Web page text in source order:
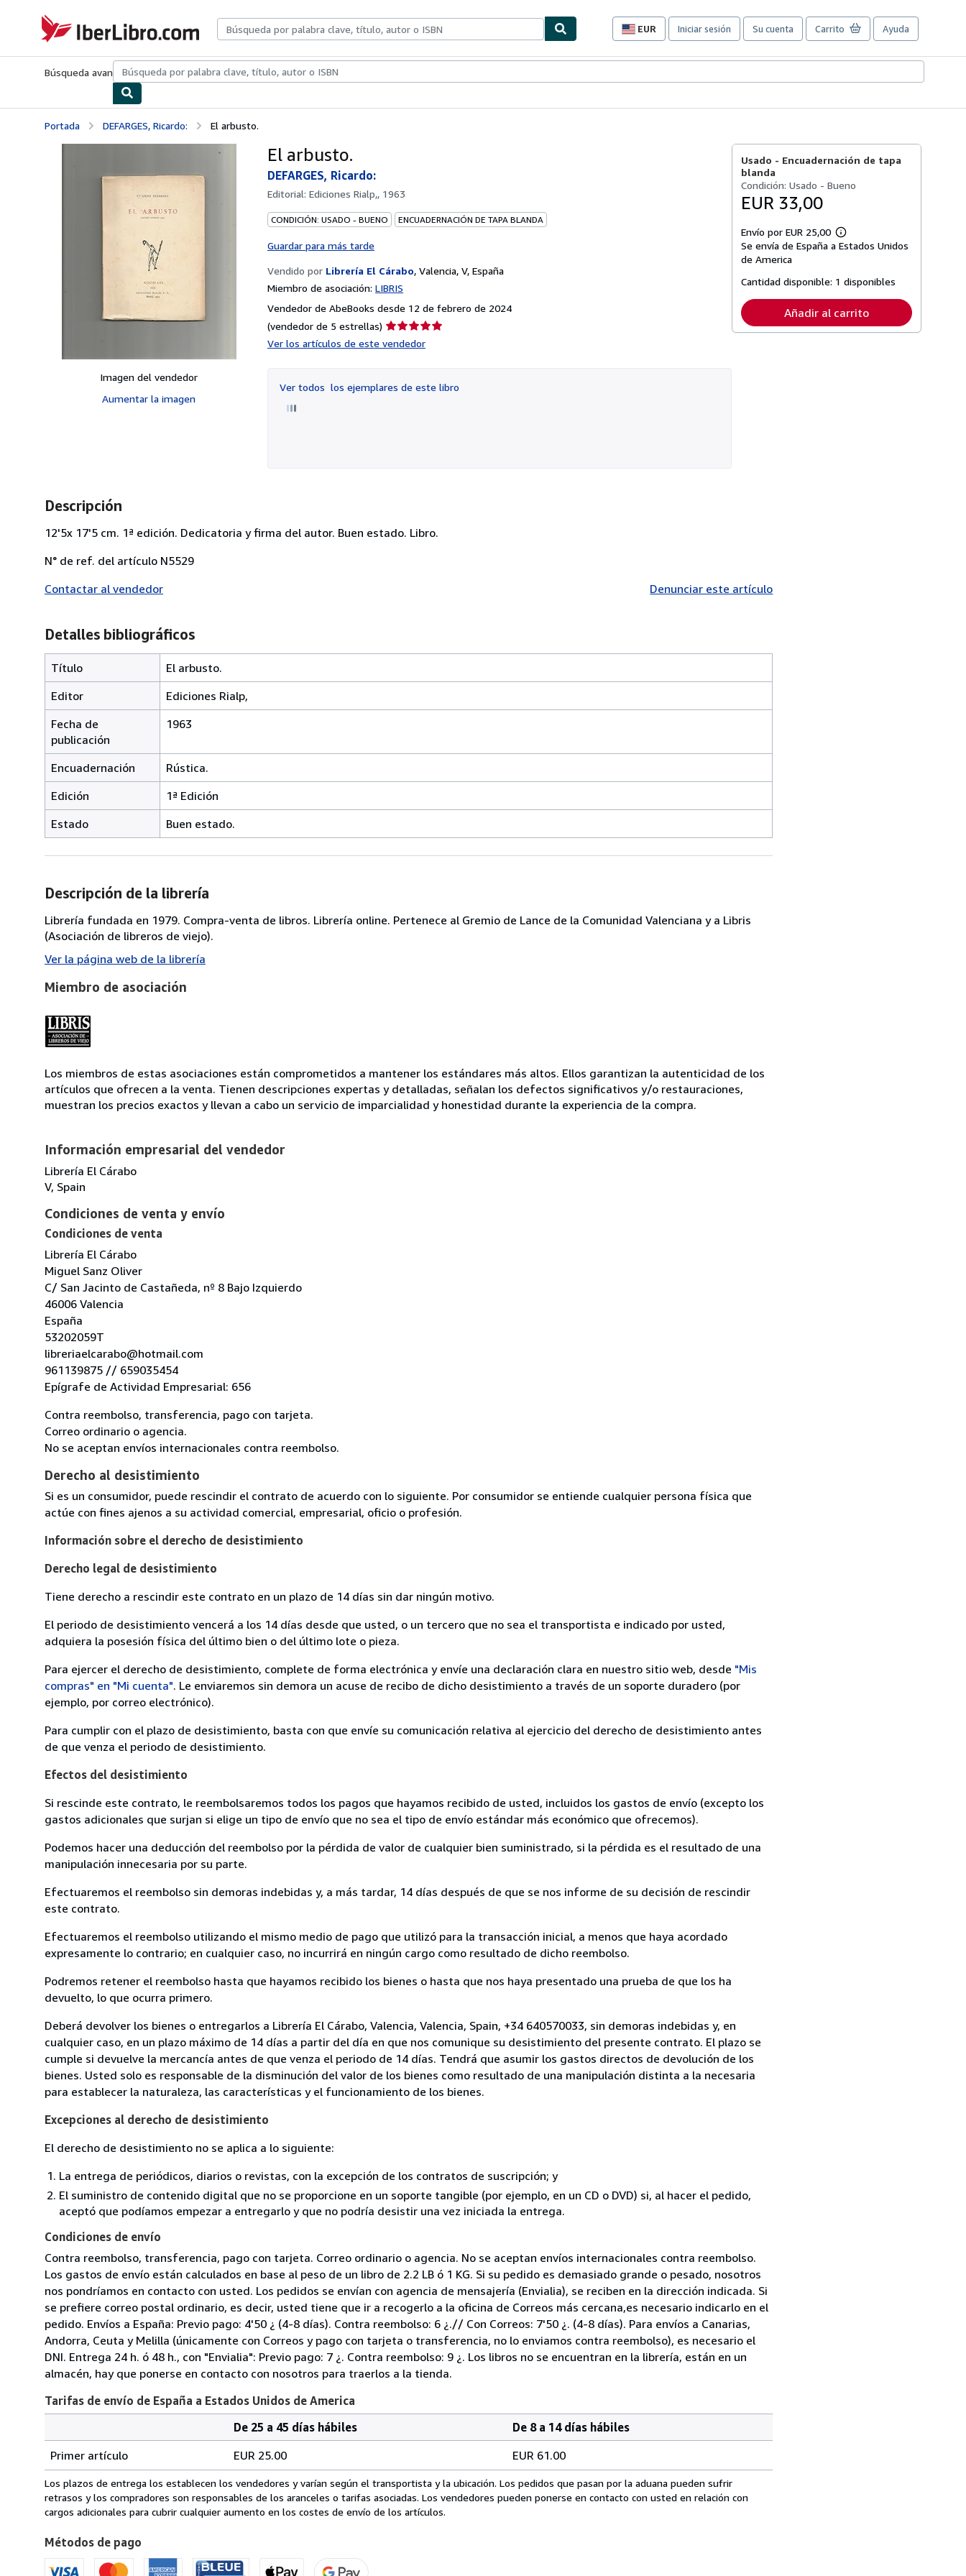
IberLibro.com
EUR
Preferencias
compra
sitio.
Iniciar sesión Su cuenta Carrito Ayuda
Búsqueda avanzadaColecciones Libros antiguosArte y coleccionismo
Portada DEFARGES, Ricardo: El arbusto.
Imagen del vendedor
Aumentar la imagen
El arbusto.
DEFARGES, Ricardo:
Editorial: Ediciones Rialp,, 1963
CONDICIÓN: USADO - BUENO ENCUADERNACIÓN DE TAPA BLANDA
Guardar para más tarde
Vendido por Librería El Cárabo, Valencia, V, España
Miembro de asociación: LIBRIS
Vendedor de AbeBooks desde 12 de febrero de 2024
(vendedor de 5 estrellas) Calificación
Ver los artículos de este vendedor
Ver todos los ejemplares de este libro
Usado - Encuadernación de tapa
blanda
Condición: Usado - Bueno
EUR 33,00
Envío por EUR 25,00
Más
información
tarifas
envío
Se envía de España a Estados Unidos
de America
Cantidad disponible: 1 disponibles
Añadir al carrito
Descripción
12'5x 17'5 cm. 1ª edición. Dedicatoria y firma del autor. Buen estado. Libro.
N° de ref. del artículo N5529
Contactar al vendedor
Denunciar este artículo
Detalles bibliográficos
Título
El arbusto.
Editor
Ediciones Rialp,
Fecha de
publicación
1963
Encuadernación
Rústica.
Edición
1ª Edición
Estado
Buen estado.
Descripción de la librería
Librería fundada en 1979. Compra-venta de libros. Librería online. Pertenece al Gremio de Lance de la Comunidad Valenciana y a Libris
(Asociación de libreros de viejo).
Ver la página web de la librería
Miembro de asociación
Los miembros de estas asociaciones están comprometidos a mantener los estándares más altos. Ellos garantizan la autenticidad de los
artículos que ofrecen a la venta. Tienen descripciones expertas y detalladas, señalan los defectos significativos y/o restauraciones,
muestran los precios exactos y llevan a cabo un servicio de imparcialidad y honestidad durante la experiencia de la compra.
Información empresarial del vendedor
Librería El Cárabo
V, Spain
Condiciones de venta y envío
Condiciones de venta
Librería El Cárabo
Miguel Sanz Oliver
C/ San Jacinto de Castañeda, nº 8 Bajo Izquierdo
46006 Valencia
España
53202059T
libreriaelcarabo@hotmail.com
961139875 // 659035454
Epígrafe de Actividad Empresarial: 656
Contra reembolso, transferencia, pago con tarjeta.
Correo ordinario o agencia.
No se aceptan envíos internacionales contra reembolso.
Derecho al desistimiento
Si es un consumidor, puede rescindir el contrato de acuerdo con lo siguiente. Por consumidor se entiende cualquier persona física que
actúe con fines ajenos a su actividad comercial, empresarial, oficio o profesión.
Información sobre el derecho de desistimiento
Derecho legal de desistimiento
Tiene derecho a rescindir este contrato en un plazo de 14 días sin dar ningún motivo.
El periodo de desistimiento vencerá a los 14 días desde que usted, o un tercero que no sea el transportista e indicado por usted,
adquiera la posesión física del último bien o del último lote o pieza.
Para ejercer el derecho de desistimiento, complete de forma electrónica y envíe una declaración clara en nuestro sitio web, desde "Mis
compras" en "Mi cuenta". Le enviaremos sin demora un acuse de recibo de dicho desistimiento a través de un soporte duradero (por
ejemplo, por correo electrónico).
Para cumplir con el plazo de desistimiento, basta con que envíe su comunicación relativa al ejercicio del derecho de desistimiento antes
de que venza el periodo de desistimiento.
Efectos del desistimiento
Si rescinde este contrato, le reembolsaremos todos los pagos que hayamos recibido de usted, incluidos los gastos de envío (excepto los
gastos adicionales que surjan si elige un tipo de envío que no sea el tipo de envío estándar más económico que ofrecemos).
Podemos hacer una deducción del reembolso por la pérdida de valor de cualquier bien suministrado, si la pérdida es el resultado de una
manipulación innecesaria por su parte.
Efectuaremos el reembolso sin demoras indebidas y, a más tardar, 14 días después de que se nos informe de su decisión de rescindir
este contrato.
Efectuaremos el reembolso utilizando el mismo medio de pago que utilizó para la transacción inicial, a menos que haya acordado
expresamente lo contrario; en cualquier caso, no incurrirá en ningún cargo como resultado de dicho reembolso.
Podremos retener el reembolso hasta que hayamos recibido los bienes o hasta que nos haya presentado una prueba de que los ha
devuelto, lo que ocurra primero.
Deberá devolver los bienes o entregarlos a Librería El Cárabo, Valencia, Valencia, Spain, +34 640570033, sin demoras indebidas y, en
cualquier caso, en un plazo máximo de 14 días a partir del día en que nos comunique su desistimiento del presente contrato. El plazo se
cumple si devuelve la mercancía antes de que venza el periodo de 14 días. Tendrá que asumir los gastos directos de devolución de los
bienes. Usted solo es responsable de la disminución del valor de los bienes como resultado de una manipulación distinta a la necesaria
para establecer la naturaleza, las características y el funcionamiento de los bienes.
Excepciones al derecho de desistimiento
El derecho de desistimiento no se aplica a lo siguiente:
La entrega de periódicos, diarios o revistas, con la excepción de los contratos de suscripción; y
El suministro de contenido digital que no se proporcione en un soporte tangible (por ejemplo, en un CD o DVD) si, al hacer el pedido,
aceptó que podíamos empezar a entregarlo y que no podría desistir una vez iniciada la entrega.
Condiciones de envío
Contra reembolso, transferencia, pago con tarjeta. Correo ordinario o agencia. No se aceptan envíos internacionales contra reembolso.
Los gastos de envío están calculados en base al peso de un libro de 2.2 LB ó 1 KG. Si su pedido es demasiado grande o pesado, nosotros
nos pondríamos en contacto con usted. Los pedidos se envían con agencia de mensajería (Envialia), se reciben en la dirección indicada. Si
se prefiere correo postal ordinario, es decir, usted tiene que ir a recogerlo a la oficina de Correos más cercana,es necesario indicarlo en el
pedido. Envíos a España: Previo pago: 4'50 ¿ (4-8 días). Contra reembolso: 6 ¿.// Con Correos: 7'50 ¿. (4-8 días). Para envíos a Canarias,
Andorra, Ceuta y Melilla (únicamente con Correos y pago con tarjeta o transferencia, no lo enviamos contra reembolso), es necesario el
DNI. Entrega 24 h. ó 48 h., con "Envialia": Previo pago: 7 ¿. Contra reembolso: 9 ¿. Los libros no se encuentran en la librería, están en un
almacén, hay que ponerse en contacto con nosotros para traerlos a la tienda.
Tarifas de envío de España a Estados Unidos de America
de
envío
de
España
Estados
Unidos
pedido
De 25 a 45 días hábiles
De 8 a 14 días hábiles
Primer artículo
EUR 25.00 EUR 61.00
Los plazos de entrega los establecen los vendedores y varían según el transportista y la ubicación. Los pedidos que pasan por la aduana pueden sufrir
retrasos y los compradores son responsables de los aranceles o tarifas asociadas. Los vendedores pueden ponerse en contacto con usted en relación con
cargos adicionales para cubrir cualquier aumento en los costes de envío de los artículos.
Métodos de pago